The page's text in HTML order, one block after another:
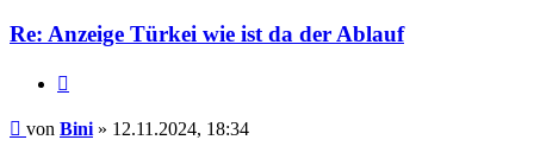
Re: Anzeige Türkei wie ist da der Ablauf
Beitrag
von Bini » 12.11.2024, 18:34